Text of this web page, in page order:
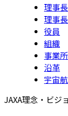
理事
理事
役員
組織
事業
沿革
宇宙
JAXA理念・ビジ